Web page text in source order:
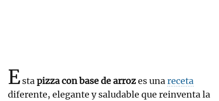
Estapizza con base de arrozes unareceta
diferente, elegante y saludable que reinventa la